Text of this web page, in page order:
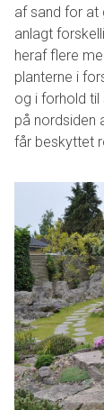
af sand for at
anlagt
heraf flere
planterne i
og i forhold til
på nordsiden
får beskyttet